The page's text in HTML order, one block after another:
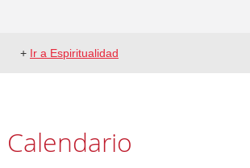
+ Ir a Espiritualidad
Calendario